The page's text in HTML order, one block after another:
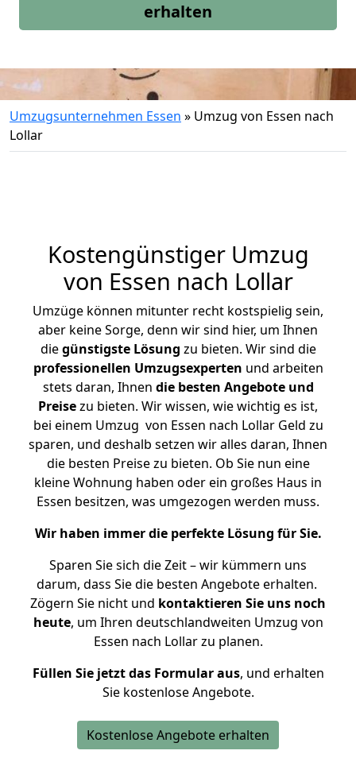
erhalten
Umzugsunternehmen Essen » Umzug von Essen nach
Lollar
Kostengünstiger Umzug
von Essen nach Lollar
Umzüge können mitunter recht kostspielig sein,
aber keine Sorge, denn wir sind hier, um Ihnen
diegünstigste Lösung zu bieten. Wir sind die
professionellen Umzugsexperten und arbeiten
stets daran, Ihnen die besten Angebote und
Preisezu bieten. Wir wissen, wie wichtig es ist,
bei einem Umzug von Essen nach Lollar Geld zu
sparen, und deshalb setzen wir alles daran, Ihnen
die besten Preise zu bieten. Ob Sie nun eine
kleine Wohnung haben oder ein großes Haus in
Essen besitzen, was umgezogen werden muss.
Wir haben immer die perfekte Lösung für Sie.
Sparen Sie sich die Zeit – wir kümmern uns
darum, dass Sie die besten Angebote erhalten.
Zögern Sie nicht und kontaktieren Sie uns noch
heute, um Ihren deutschlandweiten Umzug von
Essen nach Lollar zu planen.
Füllen Sie jetzt das Formular aus, und erhalten
Sie kostenlose Angebote.
Kostenlose Angebote erhalten